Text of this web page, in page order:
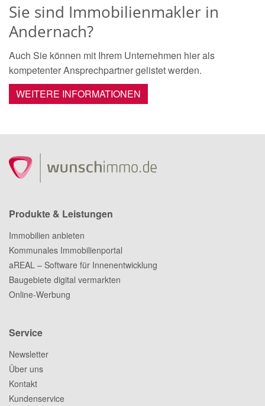
Sie sind Immobilienmakler in
Andernach?
Auch Sie können mit Ihrem Unternehmen hier als
kompetenter Ansprechpartner gelistet werden.
WEITERE INFORMATIONEN
Produkte & Leistungen
Immobilien anbieten
Kommunales Immobilienportal
aREAL – Software für Innenentwicklung
Baugebiete digital vermarkten
Online-Werbung
Service
Newsletter
Über uns
Kontakt
Kundenservice